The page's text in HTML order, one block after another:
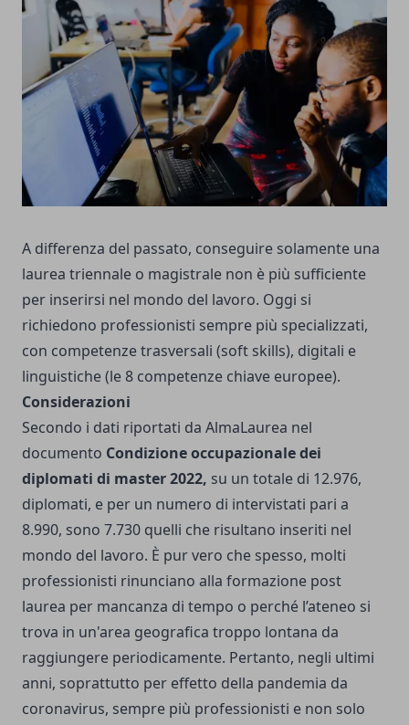
A differenza del passato, conseguire solamente una
laurea triennale o magistrale non è più sufficiente
per inserirsi nel mondo del lavoro. Oggi si
richiedono professionisti sempre più specializzati,
con competenze trasversali (soft skills), digitali e
linguistiche (le 8 competenze chiave europee).
Considerazioni
Secondo i dati riportati da AlmaLaurea nel
documento Condizione occupazionale dei
diplomati di master 2022, su un totale di 12.976,
diplomati, e per un numero di intervistati pari a
8.990, sono 7.730 quelli che risultano inseriti nel
mondo del lavoro. È pur vero che spesso, molti
professionisti rinunciano alla formazione post
laurea per mancanza di tempo o perché l’ateneo si
trova in un'area geografica troppo lontana da
raggiungere periodicamente. Pertanto, negli ultimi
anni, soprattutto per effetto della pandemia da
coronavirus, sempre più professionisti e non solo